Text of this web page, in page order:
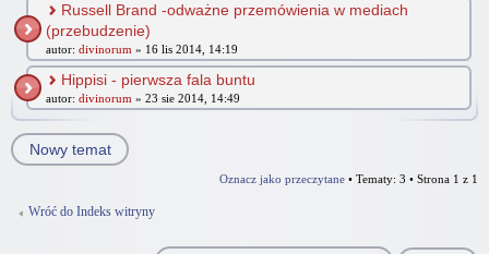
Russell Brand -odważne przemówienia w mediach
(przebudzenie)
autor: divinorum » 16 lis 2014, 14:19
Hippisi - pierwsza fala buntu
autor: divinorum » 23 sie 2014, 14:49
Nowy temat
Oznacz jako przeczytane • Tematy: 3 • Strona 1 z 1
Wróć do Indeks witryny